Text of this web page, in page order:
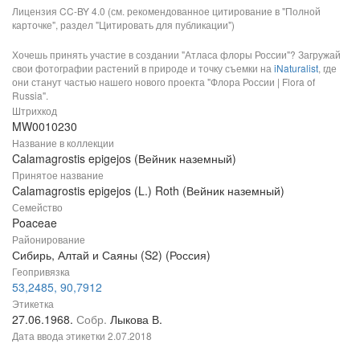
Лицензия CC-BY 4.0 (см. рекомендованное цитирование в "Полной
карточке", раздел "Цитировать для публикации")
Хочешь принять участие в создании "Атласа флоры России"? Загружай
свои фотографии растений в природе и точку съемки на iNaturalist, где
они станут частью нашего нового проекта "Флора России | Flora of
Russia".
Штрихкод
MW0010230
Название в коллекции
Calamagrostis epigejos (Вейник наземный)
Принятое название
Calamagrostis epigejos (L.) Roth (Вейник наземный)
Семейство
Poaceae
Районирование
Сибирь, Алтай и Саяны (S2) (Россия)
Геопривязка
53,2485, 90,7912
Этикетка
27.06.1968. Собр. Лыкова В.
Дата ввода этикетки 2.07.2018